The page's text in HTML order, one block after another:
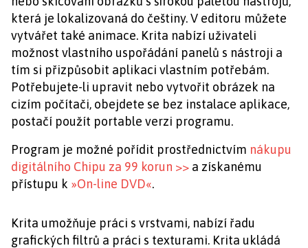
která je lokalizovaná do češtiny. V editoru můžete
vytvářet také animace. Krita nabízí uživateli
možnost vlastního uspořádání panelů s nástroji a
tím si přizpůsobit aplikaci vlastním potřebám.
Potřebujete-li upravit nebo vytvořit obrázek na
cizím počítači, obejdete se bez instalace aplikace,
postačí použít portable verzi programu.
Program je možné pořídit prostřednictvím nákupu
digitálního Chipu za 99 korun >> a získanému
přístupu k »On-line DVD«.
Krita umožňuje práci s vrstvami, nabízí řadu
grafických filtrů a práci s texturami. Krita ukládá